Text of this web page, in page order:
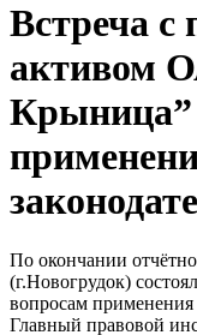
Встреча
активом
Крыница”
По окончании
(г.Новогрудок)
вопросам применения
Главный правовой